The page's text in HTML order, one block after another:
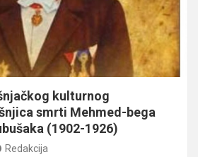
kulturnog
smrti Mehmed-bega
(1902-1926)
Redakcija